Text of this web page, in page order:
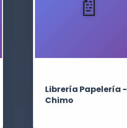
Librería Papelería -
Chimo